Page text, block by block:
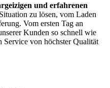
und erfahrenen
zu lösen, vom Laden
Vom ersten Tag an
Kunden so schnell wie
von höchster Qualität